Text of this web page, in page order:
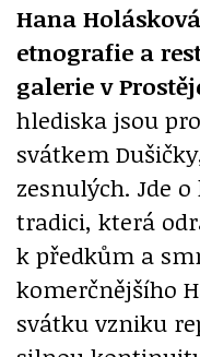
Hana
etnografie a
galerie v
hlediska jsou
svátkem
zesnulých. Jde
tradici, která
k předkům a
komerčnějšího
svátku vzniku